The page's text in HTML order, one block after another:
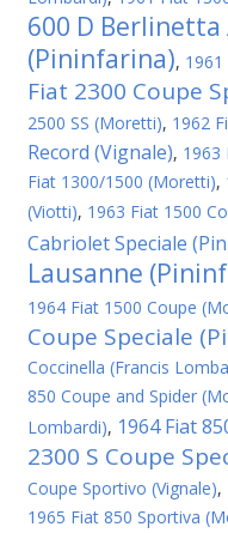
600 D
(Pininfarina),
Fiat 2300 Coupe
2500 SS (Moretti), 1962
Record (Vignale), 1963
Fiat 1300/1500 (Moretti),
(Viotti), 1963 Fiat 1500
Cabriolet Speciale
Lausanne
1964 Fiat 1500 Coupe
Coupe Speciale
Coccinella (Francis
850 Coupe and Spider
Lombardi), 1964 Fiat
2300 S Coupe
Coupe Sportivo (Vignale),
1965 Fiat 850 Sportiva